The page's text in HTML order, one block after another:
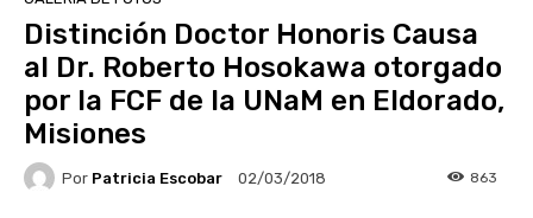
Distinción Doctor Honoris Causa
al Dr. Roberto Hosokawa otorgado
por la FCF de la UNaM en Eldorado,
Misiones
Por Patricia Escobar 02/03/2018 863